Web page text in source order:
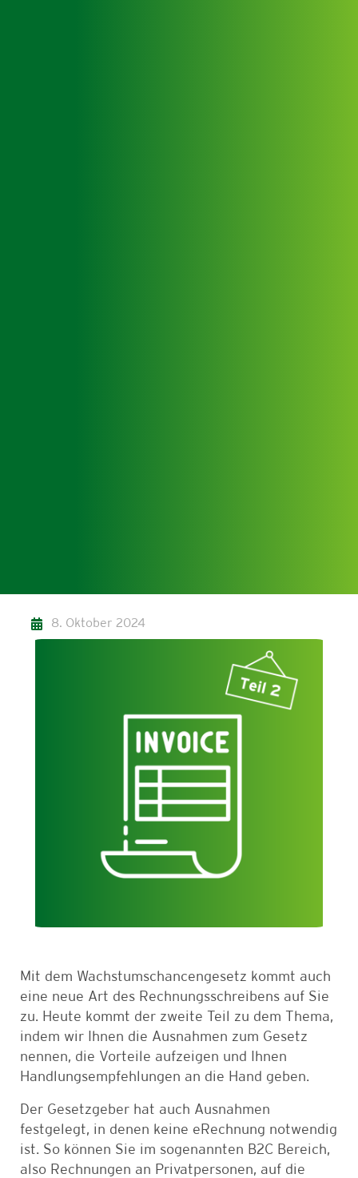
8. Oktober 2024
Mit dem Wachstumschancengesetz kommt auch
eine neue Art des Rechnungsschreibens auf Sie
zu. Heute kommt der zweite Teil zu dem Thema,
indem wir Ihnen die Ausnahmen zum Gesetz
nennen, die Vorteile aufzeigen und Ihnen
Handlungsempfehlungen an die Hand geben.
Der Gesetzgeber hat auch Ausnahmen
festgelegt, in denen keine eRechnung notwendig
ist. So können Sie im sogenannten B2C Bereich,
also Rechnungen an Privatpersonen, auf die